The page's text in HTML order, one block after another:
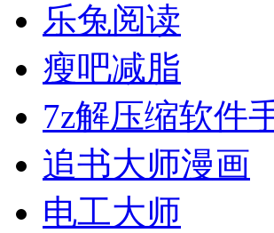
乐兔阅读
瘦吧减脂
7z解压缩软件
追书大师漫画
电工大师